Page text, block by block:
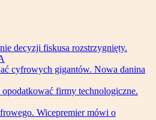
decyzji fiskusa rozstrzygnięty.
cyfrowych gigantów. Nowa danina
firmy technologiczne.
Wicepremier mówi o